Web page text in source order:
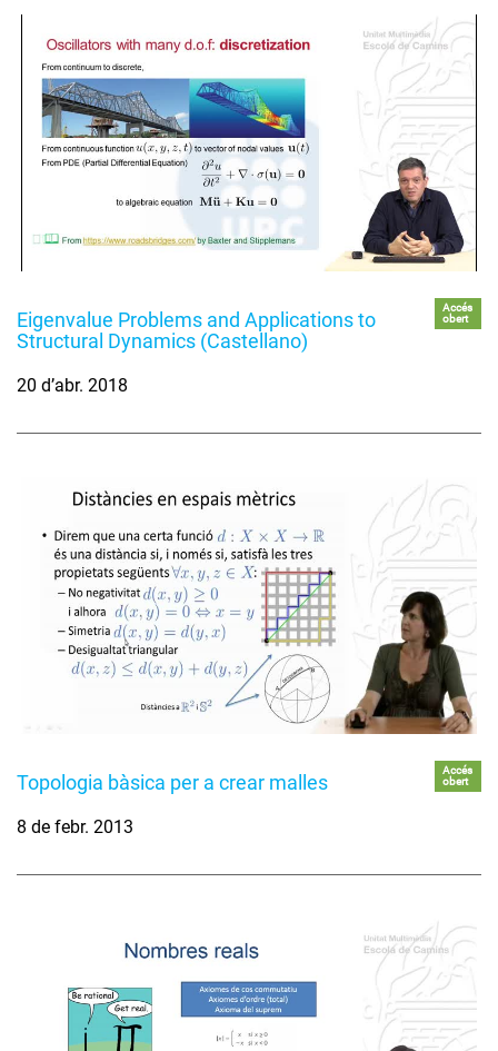
Eigenvalue Problems and Applications to
Structural Dynamics (Castellano)
Accés
obert
20 d’abr. 2018
Topologia bàsica per a crear malles
Accés
obert
8 de febr. 2013